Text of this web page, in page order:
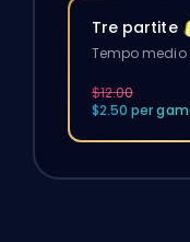
Tre partite
Tempo
$12.00
$2.50 per